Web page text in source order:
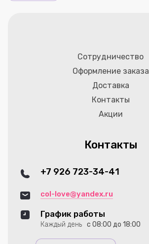
Сотрудничество
Оформление заказа
Доставка
Контакты
Акции
Контакты
+7 926 723-34-41
col-love@yandex.ru
График работы
Каждый день с 08:00 до 18:00